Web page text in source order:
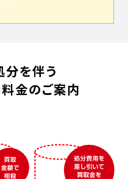
を伴う
金のご案内